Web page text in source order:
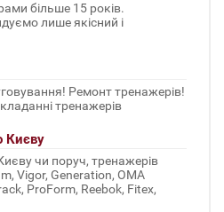
більше 15 років.
лише якісний і
Ремонт тренажерів!
тренажерів
Києву
чи поруч, тренажерів
Vigor, Generation, OMA
ProForm, Reebok, Fitex,